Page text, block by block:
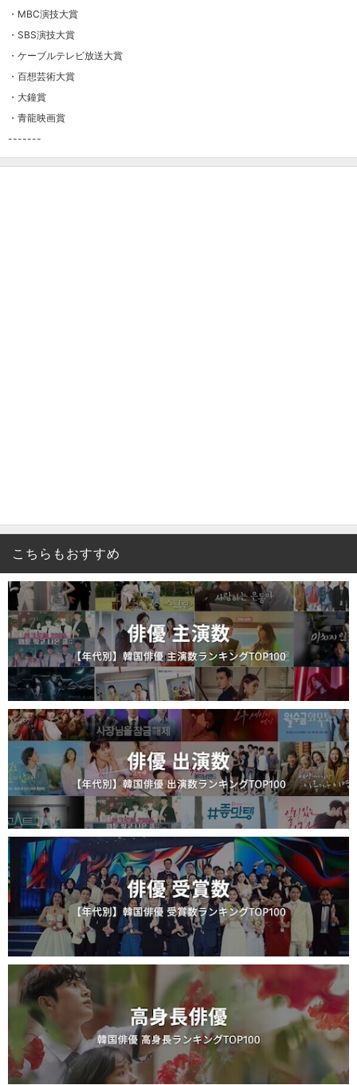
・MBC演技大賞
・SBS演技大賞
・ケーブルテレビ放送大賞
・百想芸術大賞
・大鐘賞
・青龍映画賞
-------
こちらもおすすめ